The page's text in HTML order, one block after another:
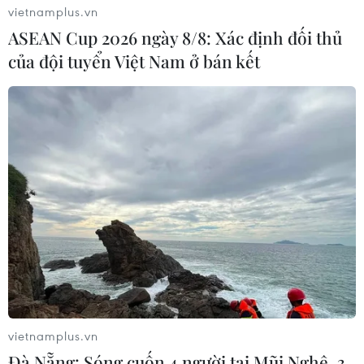
Cảnh báo tình trạng giả mạo công chức
ngành thuế để chiếm đoạt tài sản
08/04/2023 13:21
Cục Thuế Thành phố Hồ Chí Minh lên tiếng cảnh báo
người nộp thuế cẩn trọng trước tình trạng một số đối
tượng giả mạo công chức cơ quan thuế hướng dẫn và
cung cấp đường dẫn cài đặt ứng dụng giả mạo.
vietnamplus.vn
ASEAN Cup 2026 ngày 8/8: Xác định đối thủ
của đội tuyển Việt Nam ở bán kết
vietnamplus.vn